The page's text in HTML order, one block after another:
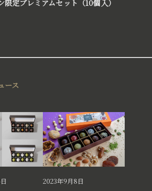
限定プレミアムセット（10個入）
ース
2023年9月8日